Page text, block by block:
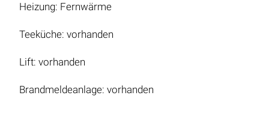
Heizung: Fernwärme
Teeküche: vorhanden
Lift: vorhanden
Brandmeldeanlage: vorhanden